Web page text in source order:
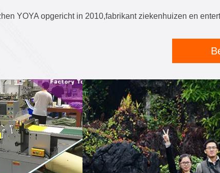
YOYA opgericht in 2010,fabrikant ziekenhuizen en